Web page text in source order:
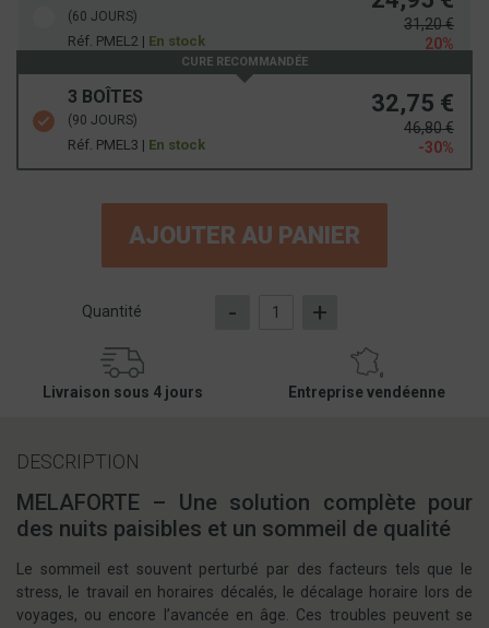
(60 JOURS)
Réf. PMEL2 | En stock
31,20 €
20%
CURE RECOMMANDÉE
3 BOÎTES
(90 JOURS)
Réf. PMEL3 | En stock
32,75 €
46,80 €
-30%
AJOUTER AU PANIER
Quantité - +
Livraison sous 4 jours Entreprise vendéenne
DESCRIPTION
MELAFORTE – Une solution complète pour
des nuits paisibles et un sommeil de qualité
Le sommeil est souvent perturbé par des facteurs tels que le
stress, le travail en horaires décalés, le décalage horaire lors de
voyages, ou encore l’avancée en âge. Ces troubles peuvent se